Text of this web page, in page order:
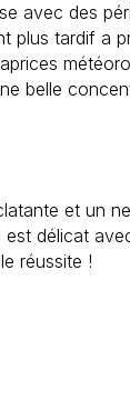
avec des
plus tardif a
belle
et un
délicat
réussite !